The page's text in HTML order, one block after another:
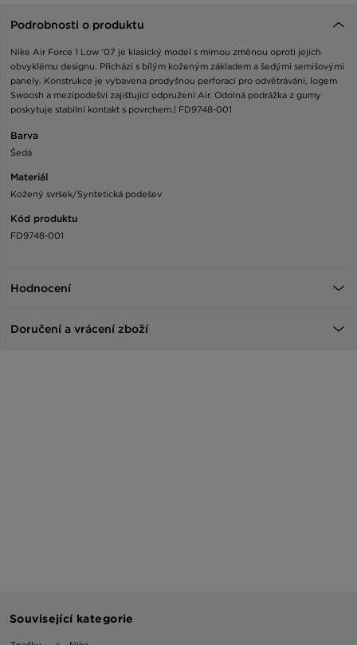
Podrobnosti o produktu
Nike Air Force 1 Low '07 je klasický model s mírnou změnou oproti jejich
obvyklému designu. Přichází s bílým koženým základem a šedými semišovými
panely. Konstrukce je vybavena prodyšnou perforací pro odvětrávání, logem
Swoosh a mezipodešví zajišťující odpružení Air. Odolná podrážka z gumy
poskytuje stabilní kontakt s povrchem.| FD9748-001
Barva
Šedá
Materiál
Kožený svršek/Syntetická podešev
Kód produktu
FD9748-001
Hodnocení
Doručení a vrácení zboží
Související kategorie